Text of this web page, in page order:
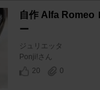
自作 Alfa Romeo
ー
ジュリエッタ
Ponji!さん
20
0